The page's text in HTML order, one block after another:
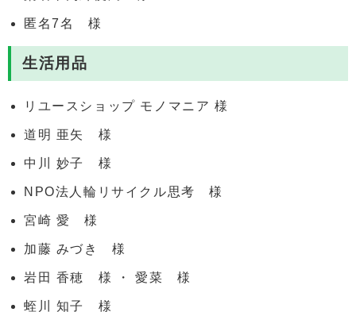
匿名7名 様
生活用品
リユースショップ モノマニア 様
道明 亜矢 様
中川 妙子 様
NPO法人輪リサイクル思考 様
宮崎 愛 様
加藤 みづき 様
岩田 香穂 様 ・ 愛菜 様
蛭川 知子 様